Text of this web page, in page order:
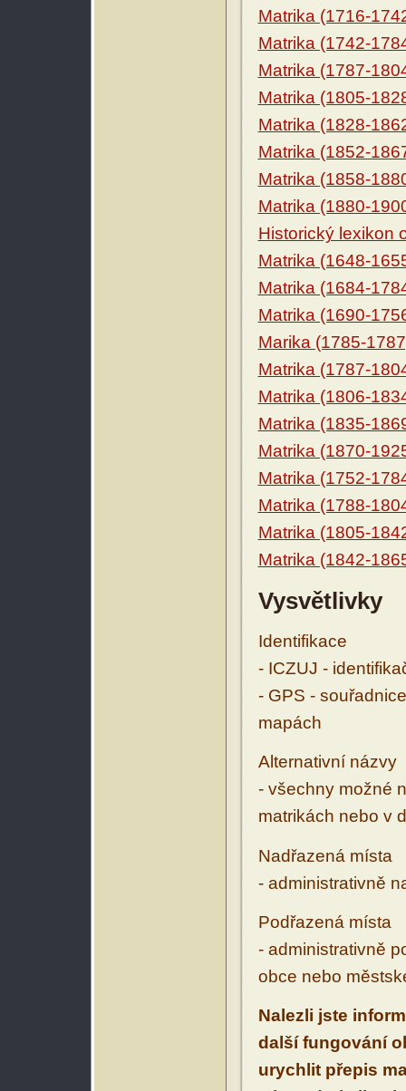
Matrika (1716-
Matrika (1742-
Matrika (1787-
Matrika (1805-
Matrika (1828-
Matrika (1852-
Matrika (1858-
Matrika (1880-
Historický lexikon
Matrika (1648-
Matrika (1684-
Matrika (1690-
Marika (1785-
Matrika (1787-
Matrika (1806-
Matrika (1835-
Matrika (1870-
Matrika (1752-
Matrika (1788-
Matrika (1805-
Matrika (1842-
Vysvětlivky
Identifikace
- ICZUJ -
- GPS -
mapách
Alternativní názvy
- všechny možné
matrikách nebo v
Nadřazená místa
- administrativně
Podřazená místa
- administrativně
obce nebo
Nalezli jste
další fungování
urychlit přepis